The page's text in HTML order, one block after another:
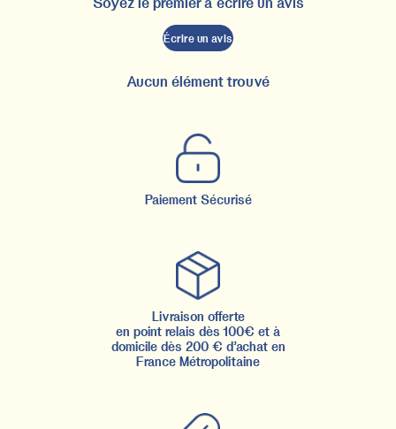
Écrire un avis
Aucun élément trouvé
Paiement Sécurisé
Livraison offerte
en point relais dès 100€ et à
domicile dès 200 € d’achat en
France Métropolitaine